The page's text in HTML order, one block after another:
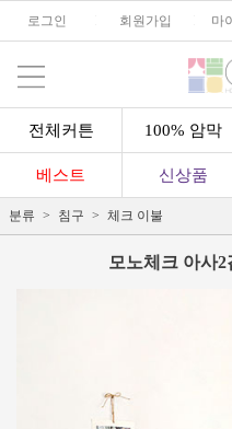
로그인 회원가입 마
전체커튼 100% 암막
베스트 신상품
분류 침구 체크 이불
모노체크 아사